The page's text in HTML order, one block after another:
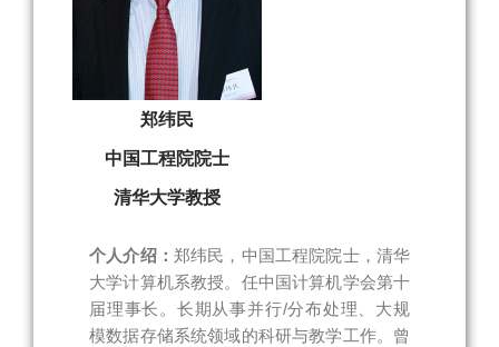
郑纬民
中国工程院院士
清华大学教授
个人介绍： 郑纬民，中国工程院院士，清华
大学计算机系教授。任中国计算机学会第十
届理事长。长期从事并行/分布处理、大规
模数据存储系统领域的科研与教学工作。曾